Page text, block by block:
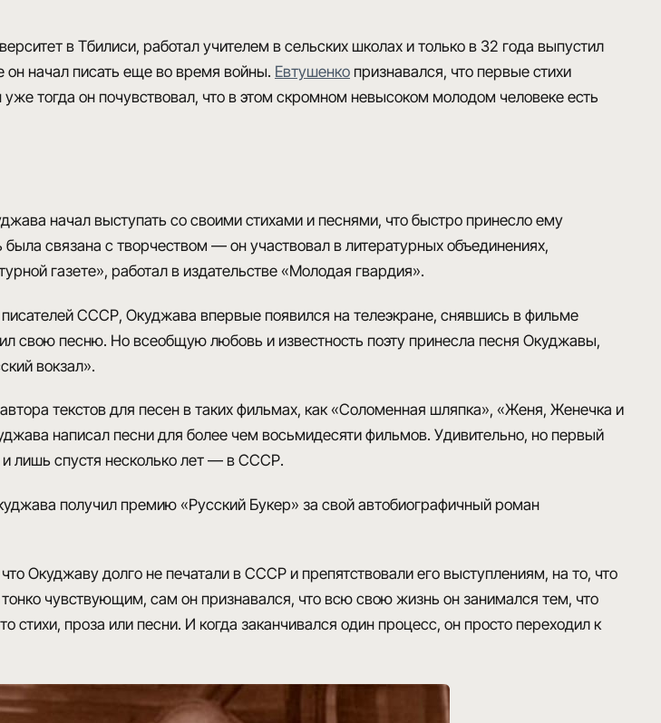
в Тбилиси, работал учителем в сельских школах и только в 32 года выпустил
он начал писать еще во время войны. Евтушенко признавался, что первые стихи
тогда он почувствовал, что в этом скромном невысоком молодом человеке есть
начал выступать со своими стихами и песнями, что быстро принесло ему
связана с творчеством — он участвовал в литературных объединениях,
газете», работал в издательстве «Молодая гвардия».
СССР, Окуджава впервые появился на телеэкране, снявшись вфильме
свою песню. Но всеобщую любовь и известность поэту принесла песня Окуджавы,
вокзал».
текстов для песен в таких фильмах, как «Соломенная шляпка», «Женя, Женечка и
написал песни для более чем восьмидесяти фильмов. Удивительно, но первый
и лишь спустя несколько лет — в СССР.
получил премию «Русский Букер» за свой автобиографичный роман
Окуджаву долго не печатали в СССР и препятствовали его выступлениям, на то, что
чувствующим, сам он признавался, что всю свою жизнь он занимался тем, что
стихи, проза или песни. И когда заканчивался один процесс, он просто переходил к